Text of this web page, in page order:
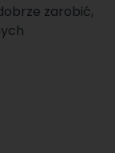
zarobić,